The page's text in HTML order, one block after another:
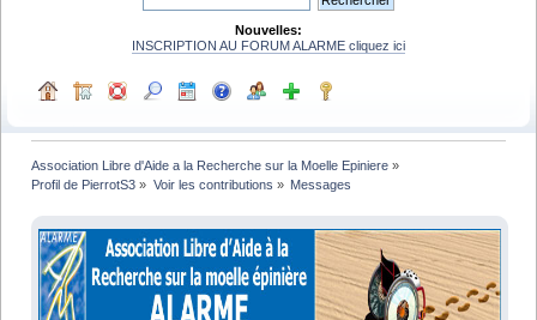
Nouvelles:
INSCRIPTION AU FORUM ALARME cliquez ici
Association Libre d'Aide a la Recherche sur la Moelle Epiniere »
Profil de PierrotS3 » Voir les contributions » Messages